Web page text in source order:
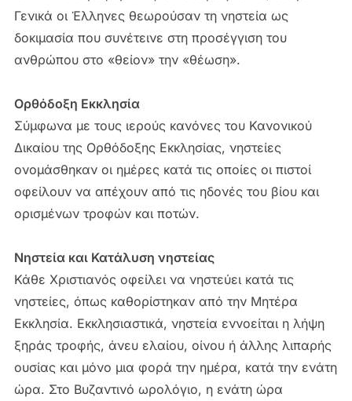
Γενικά οι Έλληνες θεωρούσαν τη νηστεία ως
δοκιμασία που συνέτεινε στη προσέγγιση του
ανθρώπου στο «θείον» την «θέωση».
Ορθόδοξη Εκκλησία
Σύμφωνα με τους ιερούς κανόνες του Κανονικού
Δικαίου της Ορθόδοξης Εκκλησίας, νηστείες
ονομάσθηκαν οι ημέρες κατά τις οποίες οι πιστοί
οφείλουν να απέχουν από τις ηδονές του βίου και
ορισμένων τροφών και ποτών.
Νηστεία και Κατάλυση νηστείας
Κάθε Χριστιανός οφείλει να νηστεύει κατά τις
νηστείες, όπως καθορίστηκαν από την Μητέρα
Εκκλησία. Εκκλησιαστικά, νηστεία εννοείται η λήψη
ξηράς τροφής, άνευ ελαίου, οίνου ή άλλης λιπαρής
ουσίας και μόνο μια φορά την ημέρα, κατά την ενάτη
ώρα. Στο Βυζαντινό ωρολόγιο, η ενάτη ώρα